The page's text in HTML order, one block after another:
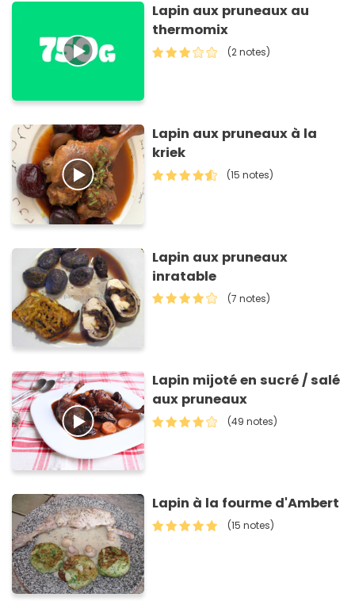
Lapin aux pruneaux au
thermomix
(2 notes)
Lapin aux pruneaux à la
kriek
(15 notes)
Lapin aux pruneaux
inratable
(7 notes)
Lapin mijoté en sucré / salé
aux pruneaux
(49 notes)
Lapin à la fourme d'Ambert
(15 notes)